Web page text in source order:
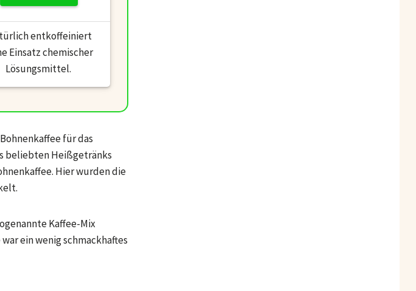
entkoffeiniert
Einsatz chemischer
Lösungsmittel.
für das
beliebten Heißgetränks
Hier wurden die
Kaffee-Mix
ein wenig schmackhaftes